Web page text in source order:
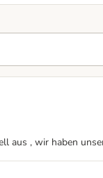
, wir haben